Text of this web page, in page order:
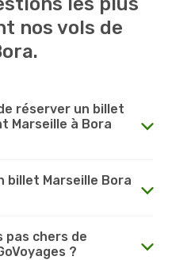
nos vols de
réserver un billet
Marseille à Bora
billet Marseille Bora
pas chers de
?